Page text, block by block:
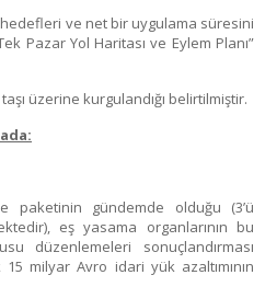
ve net bir uygulama süresini
Pazar Yol Haritası ve Eylem Planı”
üzerine kurgulandığı belirtilmiştir.
paketinin gündemde olduğu (3’ü
eş yasama organlarının bu
düzenlemeleri sonuçlandırması
15 milyar Avro idari yük azaltımının